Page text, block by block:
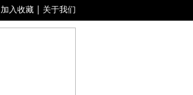
加入收藏 | 关于我们